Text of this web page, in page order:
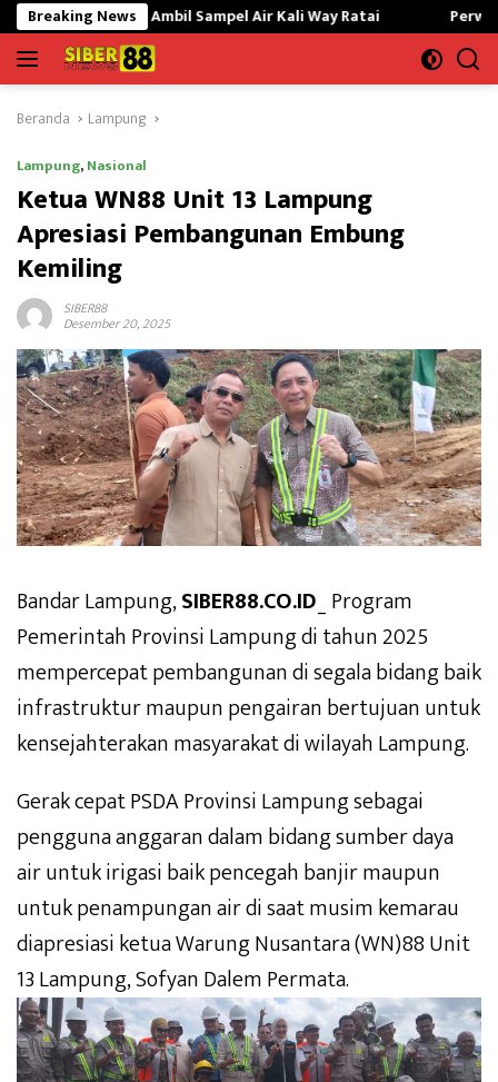
Langsung
ke
konten
Breaking News
Ambil Sampel Air Kali Way Ratai Perwira Kilang
Beranda Lampung
Lampung,Nasional
Ketua WN88 Unit 13 Lampung
Apresiasi Pembangunan Embung
Kemiling
SIBER88
Desember 20, 2025
Bandar Lampung,SIBER88.CO.ID _ Program
Pemerintah Provinsi Lampung di tahun 2025
mempercepat pembangunan di segala bidang baik
infrastruktur maupun pengairan bertujuan untuk
kensejahterakan masyarakat di wilayah Lampung.
Gerak cepat PSDA Provinsi Lampung sebagai
pengguna anggaran dalam bidang sumber daya
air untuk irigasi baik pencegah banjir maupun
untuk penampungan air di saat musim kemarau
diapresiasi ketua Warung Nusantara (WN)88 Unit
13 Lampung, Sofyan Dalem Permata.